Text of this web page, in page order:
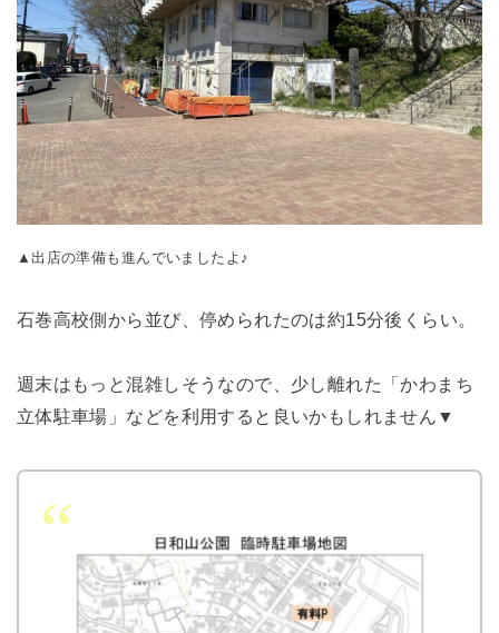
▲出店の準備も進んでいましたよ♪
石巻高校側から並び、停められたのは約15分後くらい。
週末はもっと混雑しそうなので、少し離れた「かわまち
立体駐車場」などを利用すると良いかもしれません▼